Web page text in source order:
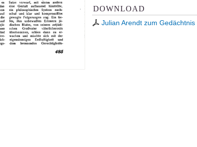
DOWNLOAD
Julian Arendt zum Gedächtnis